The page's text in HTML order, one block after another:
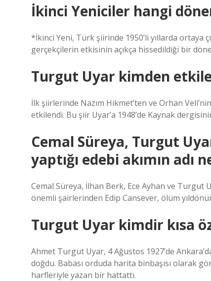
İkinci Yeniciler hangi
*İkinci Yeni, Türk şiirinde 1950’li yıllarda ortaya
gerçekçilerin etkisinin açıkça hissedildiği bir
Turgut Uyar kimden
İlk şiirlerinde Nazım Hikmet’ten ve Orhan
etkilendi. Bu şiir Uyar’a 1948’de Kaynak
Cemal Süreya, Turgut
yaptığı edebi akımın adı
Cemal Süreya, İlhan Berk, Ece Ayhan ve Turgut
önemli şairlerinden Edip Cansever, ölüm
Turgut Uyar kimdir kısa
Ahmet Turgut Uyar, 4 Ağustos 1927’de
doğdu. Babası orduda harita binbaşısı olarak
harfleriyle yazan bir hattattı.